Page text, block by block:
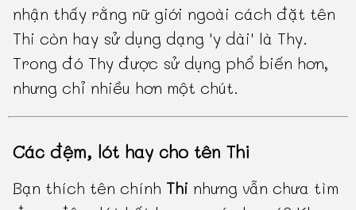
nhận thấy rằng nữ giới ngoài cách đặt tên
Thi còn hay sử dụng dạng 'y dài' là Thy.
Trong đó Thy được sử dụng phổ biến hơn,
nhưng chỉ nhiều hơn một chút.
Các đệm, lót hay cho tên Thi
Bạn thích tên chính Thi nhưng vẫn chưa tìm